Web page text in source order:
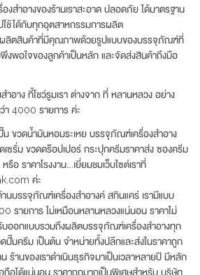
งสำอางของร้านเราสะอาด ปลอดภัย ได้มาตรฐาน
ช้ได้กับทุกอุตสาหกรรมการผลิต
ผลิตสินค้าที่มีคุณภาพด้วยรูปแบบของบรรจุภัณฑ์ที่
พอใจของลูกค้าเป็นหลัก และจัดส่งสินค้าถึงมือ
าง ที้โชว์รูมเรา ต่างจาก ที่ หลานหลวง อย่าง
า 4000 รายการ ค่ะ
ขวดน้ำมันหอมระเหย บรรจุภัณฑ์เครื่องสำอาง
เซรั่ม ขวดดร๊อปเปอร์ กระปุกครีมราคาส่ง ซองครีม
อ ราคาโรงงาน….เยี่ยมชมเว็บไซต์เราที่
ค่ะ
บรรจุภัณฑ์เครื่องสำอางค์ สกินแคร์ เรามีแบบ
รายการ ไม่เหมือนหลานหลวงแน่นอน ราคาไม่
บออกแบบรวมถึงผลิตบรรจุภัณฑ์เครื่องสำอางทุก
ปั๊มครีม เป็นต้น จำหน่ายทั้งปลีกและส่งในราคาถูก
ร้านของเราดำเนินธุรกิจมาเป็นเวลาหลายปี มีหลัก
ถือได้แน่นอน ราคาถูกมากเป็นพิเศษสำหรับ บริษัท